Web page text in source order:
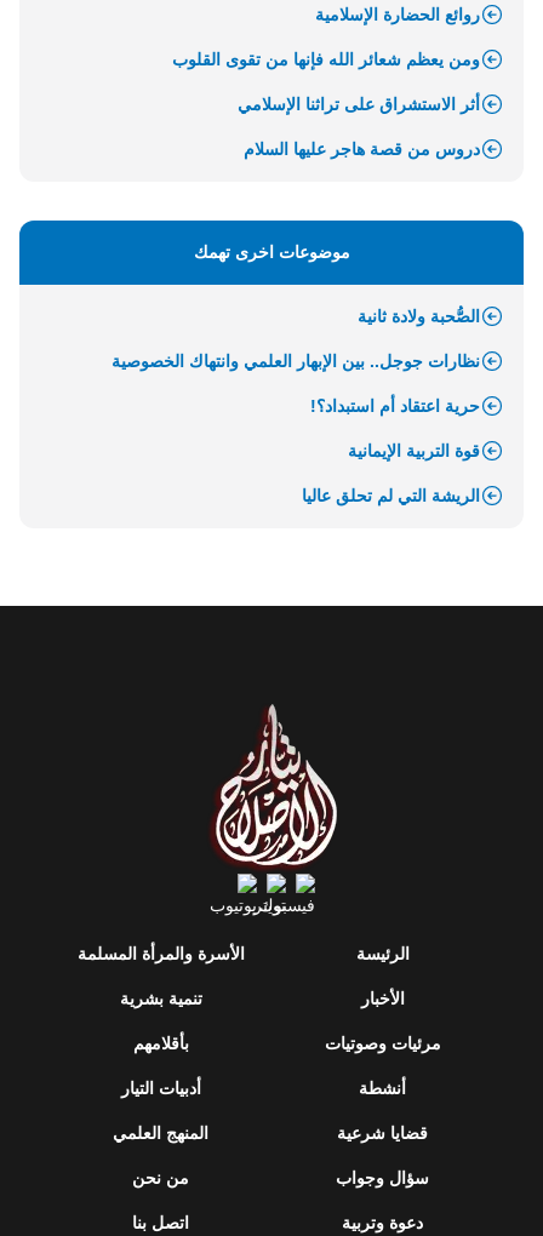
روائع الحضارة الإسلامية
ومن يعظم شعائر الله فإنها من تقوى القلوب
أثر الاستشراق على تراثنا الإسلامي
دروس من قصة هاجر عليها السلام
موضوعات اخرى تهمك
الصُّحبة ولادة ثانية
نظارات جوجل.. بين الإبهار العلمي وانتهاك الخصوصية
حرية اعتقاد أم استبداد؟!
قوة التربية الإيمانية
الريشة التي لم تحلق عاليا
الرئيسة
الأخبار
مرئيات وصوتيات
أنشطة
قضايا شرعية
سؤال وجواب
دعوة وتربية
الأسرة والمرأة المسلمة
تنمية بشرية
بأقلامهم
أدبيات التيار
المنهج العلمي
من نحن
اتصل بنا